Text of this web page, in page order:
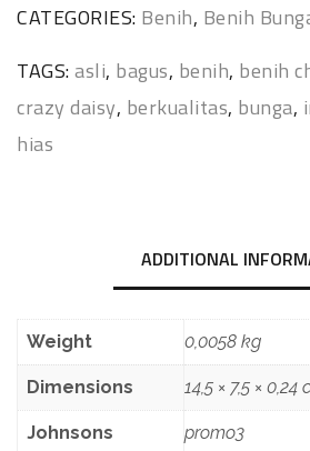
CATEGORIES: Benih, Benih
TAGS:asli, bagus, benih, benih
crazy daisy, berkualitas, bunga,
hias
ADDITIONAL
Weight 0,0058 kg
Dimensions 14,5 × 7,5 × 0,24
Johnsons promo3